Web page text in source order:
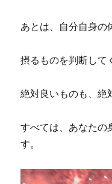
あとは、自分自身の
摂るものを判断して
絶対良いものも、絶
すべては、あなたの
す。